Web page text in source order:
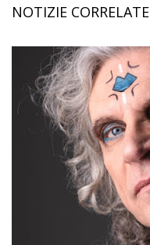
NOTIZIE CORRELATE